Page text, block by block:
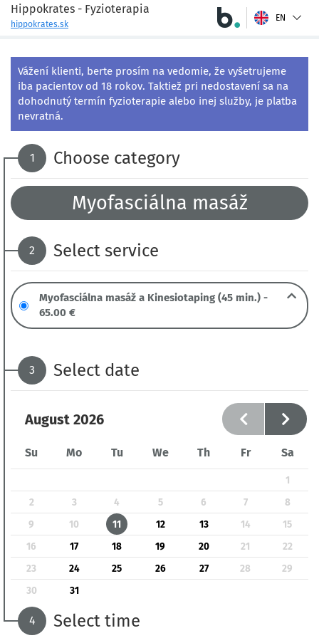
Hippokrates - Fyzioterapia
hippokrates.sk
EN
Vážení klienti, berte prosím na vedomie, že vyšetrujeme
iba pacientov od 18 rokov. Taktiež pri nedostavení sa na
dohodnutý termín fyzioterapie alebo inej služby, je platba
nevratná.
1 Choose category
Myofasciálna masáž
2 Select service
Myofasciálna masáž a Kinesiotaping (45 min.) -
65.00 €
3 Select date
August 2026
Su Mo Tu We Th Fr Sa
1
2
3 4 5 6 7
8
9
10 11 12 13 14
15
16
17 18 19 20 21
22
23
24 25 26 27 28
29
30
31
4 Select time